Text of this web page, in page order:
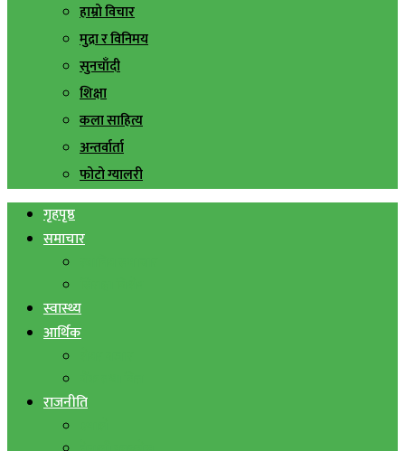
हाम्रो विचार
मुद्रा र विनिमय
सुनचाँदी
शिक्षा
कला साहित्य
अन्तर्वार्ता
फोटो ग्यालरी
गृहपृष्ठ
समाचार
स्वास्थ्य
आर्थिक
राजनीति